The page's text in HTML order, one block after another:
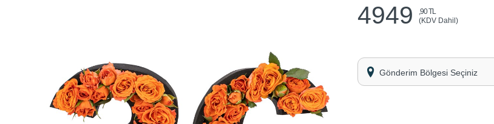
4949
,90 TL
(KDV Dahil)
Gönderim Bölgesi Seçiniz